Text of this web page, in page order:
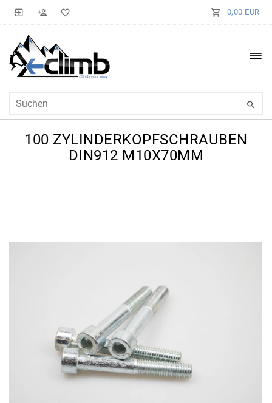
0,00 EUR
100 ZYLINDERKOPFSCHRAUBEN
DIN912 M10X70MM